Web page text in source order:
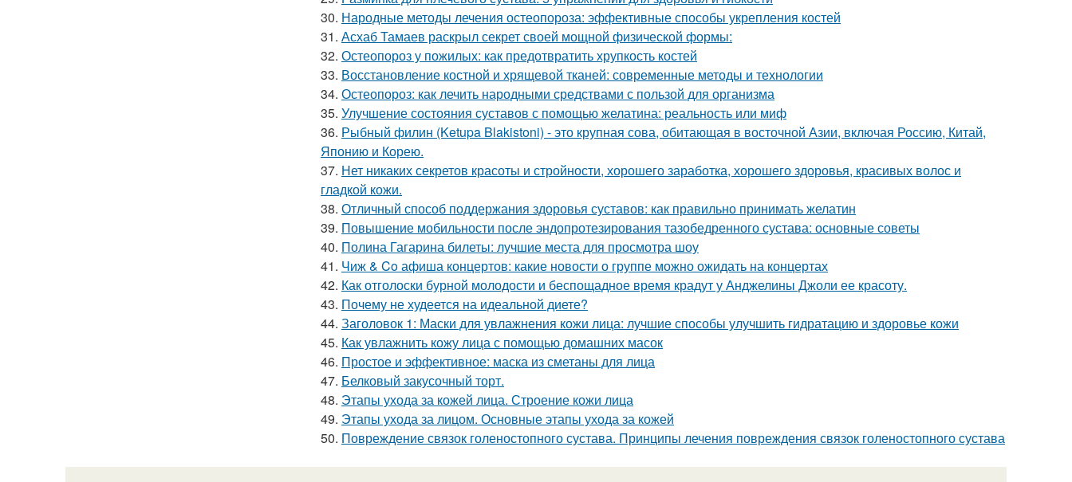
30. Народные методы лечения остеопороза: эффективные способы укрепления костей
31. Асхаб Тамаев раскрыл секрет своей мощной физической формы:
32. Остеопороз у пожилых: как предотвратить хрупкость костей
33. Восстановление костной и хрящевой тканей: современные методы и технологии
34. Остеопороз: как лечить народными средствами с пользой для организма
35. Улучшение состояния суставов с помощью желатина: реальность или миф
36. Рыбный филин (Ketupa Blakistoni) - это крупная сова, обитающая в восточной Азии, включая Россию, Китай,
Японию и Корею.
37. Нет никаких секретов красоты и стройности, хорошего заработка, хорошего здоровья, красивых волос и
гладкой кожи.
38. Отличный способ поддержания здоровья суставов: как правильно принимать желатин
39. Повышение мобильности после эндопротезирования тазобедренного сустава: основные советы
40. Полина Гагарина билеты: лучшие места для просмотра шоу
41. Чиж & Co афиша концертов: какие новости о группе можно ожидать на концертах
42. Как отголоски бурной молодости и беспощадное время крадут у Анджелины Джоли ее красоту.
43. Почему не худеется на идеальной диете?
44. Заголовок 1: Маски для увлажнения кожи лица: лучшие способы улучшить гидратацию и здоровье кожи
45. Как увлажнить кожу лица с помощью домашних масок
46. Простое и эффективное: маска из сметаны для лица
47. Белковый закусочный торт.
48. Этапы ухода за кожей лица. Строение кожи лица
49. Этапы ухода за лицом. Основные этапы ухода за кожей
50. Повреждение связок голеностопного сустава. Принципы лечения повреждения связок голеностопного сустава